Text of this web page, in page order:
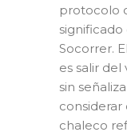
protocolo
significado
Socorrer.
es salir
sin
considerar
chaleco